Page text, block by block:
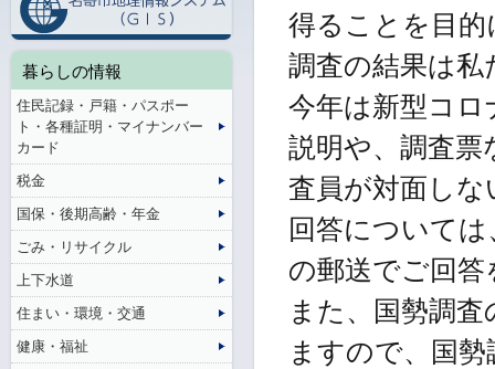
得ることを目的
調査の結果は
今年は新型コ
説明や、調査票
査員が対面し
回答について
の郵送でご回
また、国勢調
ますので、国
暮らしの情報
住民記録・戸籍・パスポー
ト・各種証明・マイナンバー
カード
税金
国保・後期高齢・年金
ごみ・リサイクル
上下水道
住まい・環境・交通
健康・福祉